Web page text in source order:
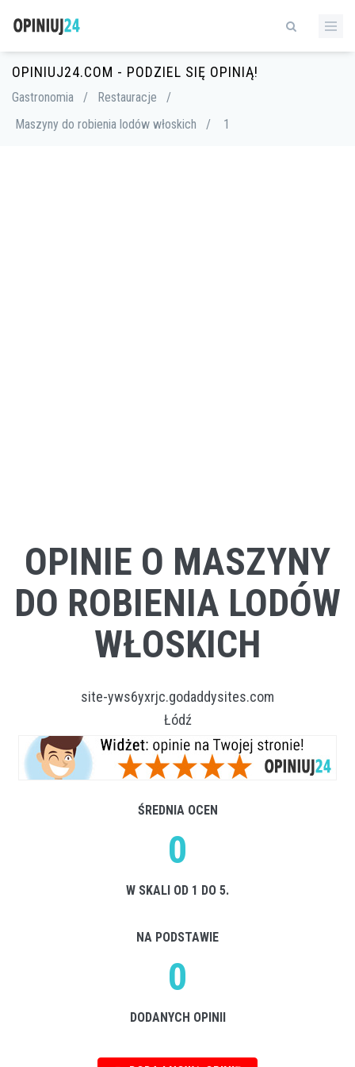
OPINIUJ24.COM - PODZIEL SIĘ OPINIĄ!
Gastronomia / Restauracje
/
Maszyny do robienia lodów włoskich
/ 1
OPINIE O MASZYNY
DO ROBIENIA LODÓW
WŁOSKICH
site-yws6yxrjc.godaddysites.com
Łódź
ŚREDNIA OCEN
0
W SKALI OD 1 DO 5.
NA PODSTAWIE
0
DODANYCH OPINII